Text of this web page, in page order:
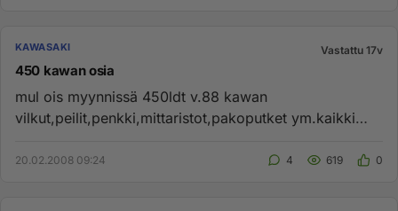
KAWASAKI Vastattu 17v
450 kawan osia
mul ois myynnissä 450ldt v.88 kawan
vilkut,peilit,penkki,mittaristot,pakoputket ym.kaikki
20.02.2008 09:24 4 619 0